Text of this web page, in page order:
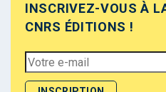
INSCRIVEZ-VOUS À
CNRS ÉDITIONS !